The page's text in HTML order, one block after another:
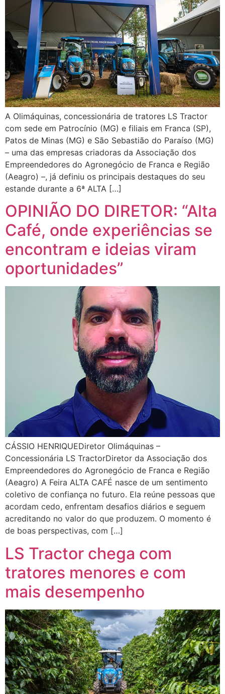
A Olimáquinas, concessionária de tratores LS Tractor
com sede em Patrocínio (MG) e filiais em Franca (SP),
Patos de Minas (MG) e São Sebastião do Paraíso (MG)
– uma das empresas criadoras da Associação dos
Empreendedores do Agronegócio de Franca e Região
(Aeagro) –, já definiu os principais destaques do seu
estande durante a 6ª ALTA […]
OPINIÃO DO DIRETOR: “Alta
Café, onde experiências se
encontram e ideias viram
oportunidades”
CÁSSIO HENRIQUEDiretor Olimáquinas –
Concessionária LS TractorDiretor da Associação dos
Empreendedores do Agronegócio de Franca e Região
(Aeagro) A Feira ALTA CAFÉ nasce de um sentimento
coletivo de confiança no futuro. Ela reúne pessoas que
acordam cedo, enfrentam desafios diários e seguem
acreditando no valor do que produzem. O momento é
de boas perspectivas, com […]
LS Tractor chega com
tratores menores e com
mais desempenho